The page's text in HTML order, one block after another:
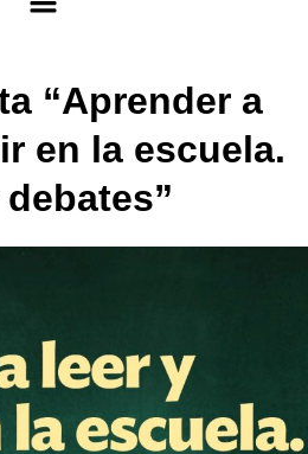
“Aprender a
en la escuela.